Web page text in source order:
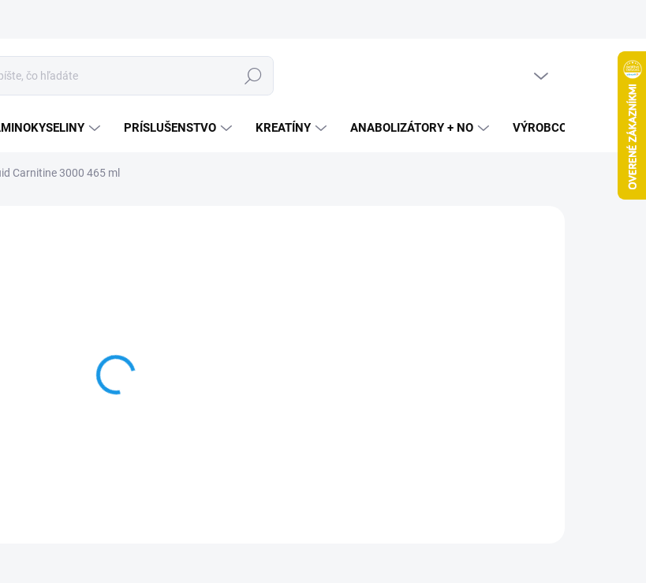
Hľadať
PRÍSLUŠENSTVO KREATÍNY ANABOLIZÁTORY + NO VÝROBCOVIA
Carnitine 3000 465 ml